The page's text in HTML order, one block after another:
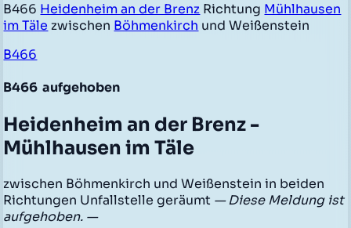
B466 Heidenheim an der Brenz Richtung Mühlhausen
im Täle zwischen Böhmenkirch und Weißenstein
B466
B466 aufgehoben
Heidenheim an der Brenz -
Mühlhausen im Täle
zwischen Böhmenkirch und Weißenstein in beiden
Richtungen Unfallstelle geräumt — Diese Meldung ist
aufgehoben. —